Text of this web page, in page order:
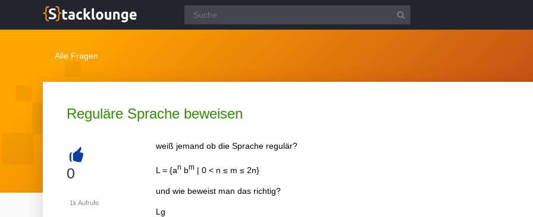
Alle Fragen
Reguläre Sprache beweisen
+
0
1k Aufrufe
weiß jemand ob die Sprache regulär?
L = {an bm | 0 < n ≤ m ≤ 2n}
und wie beweist man das richtig?
Lg